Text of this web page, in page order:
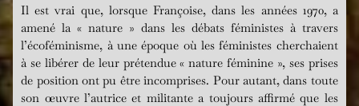
Il est vrai que, lorsque Françoise, dans les années 1970, a
amené la « nature » dans les débats féministes à travers
l’écoféminisme, à une époque où les féministes cherchaient
à se libérer de leur prétendue « nature féminine », ses prises
de position ont pu être incomprises. Pour autant, dans toute
son œuvre l’autrice et militante a toujours affirmé que les